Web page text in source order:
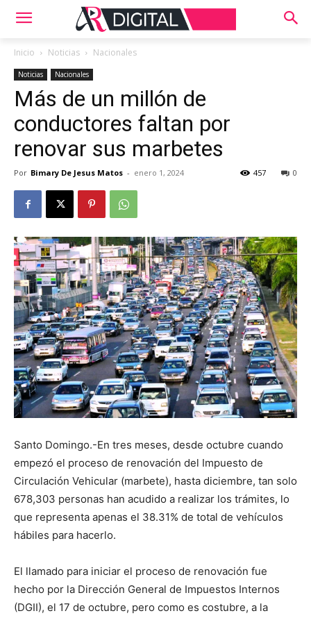
Inicio Noticias Nacionales
Noticias Nacionales
Más de un millón de
conductores faltan por
renovar sus marbetes
Por Bimary De Jesus Matos - enero 1, 2024 0
457
Santo Domingo.-En tres meses, desde octubre cuando
empezó el proceso de renovación del Impuesto de
Circulación Vehicular (marbete), hasta diciembre, tan solo
678,303 personas han acudido a realizar los trámites, lo
que representa apenas el 38.31% de total de vehículos
hábiles para hacerlo.
El llamado para iniciar el proceso de renovación fue
hecho por la Dirección General de Impuestos Internos
(DGII), el 17 de octubre, pero como es costubre, a la